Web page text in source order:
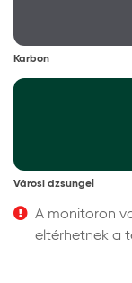
Karbon
Városi dzsungel
A monitoron
eltérhetnek a